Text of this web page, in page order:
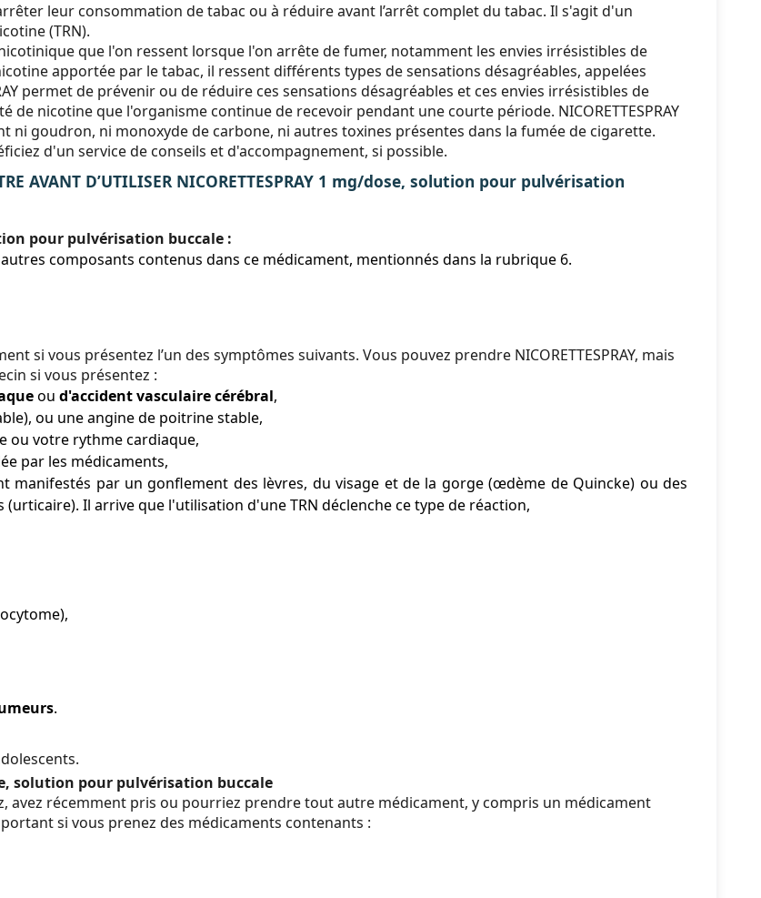
arrêter leur consommation de tabac ou à réduire avant l’arrêt complet du tabac. Il s'agit d'un
(TRN).
nicotinique que l'on ressent lorsque l'on arrête de fumer, notamment les envies irrésistibles de
apportée par le tabac, il ressent différents types de sensations désagréables, appelées
permet de prévenir ou de réduire ces sensations désagréables et ces envies irrésistibles de
de nicotine que l'organisme continue de recevoir pendant une courte période. NICORETTESPRAY
ni goudron, ni monoxyde de carbone, ni autres toxines présentes dans la fumée de cigarette.
d'un service de conseils et d'accompagnement, si possible.
AVANT D’UTILISER NICORETTESPRAY 1 mg/dose, solution pour pulvérisation
pour pulvérisation buccale :
composants contenus dans ce médicament, mentionnés dans la rubrique 6.
si vous présentez l’un des symptômes suivants. Vous pouvez prendre NICORETTESPRAY, mais
si vous présentez :
ou d'accident vasculaire cérébral,
ou une angine de poitrine stable,
ou votre rythme cardiaque,
par les médicaments,
manifestés par un gonflement des lèvres, du visage et de la gorge (œdème de Quincke) ou des
(urticaire). Il arrive que l'utilisation d'une TRN déclenche ce type de réaction,
.
solution pour pulvérisation buccale
avez récemment pris ou pourriez prendre tout autre médicament, y compris un médicament
si vous prenez des médicaments contenants :